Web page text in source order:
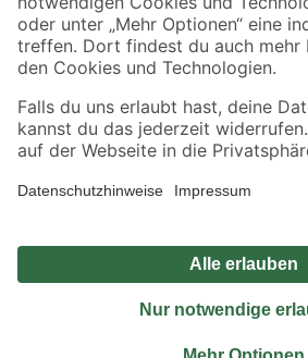
Alle Preisangaben in EUR inkl. gesetzl. MwSt.. Die
Umständen nicht in allen Märkten verfügbar. Die
Produkte nur solange der Vorrat reicht.
*Paketversand ab 59 € versandkostenfrei, gilt nicht für
Privatsphäre Impressum
Nutzungsbedingungen
Widerrufsrecht